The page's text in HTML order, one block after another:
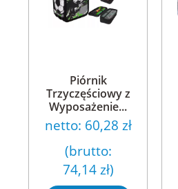
Piórnik
Trzyczęściowy z
Wyposażenie...
netto: 60,28 zł
(brutto:
74,14 zł)